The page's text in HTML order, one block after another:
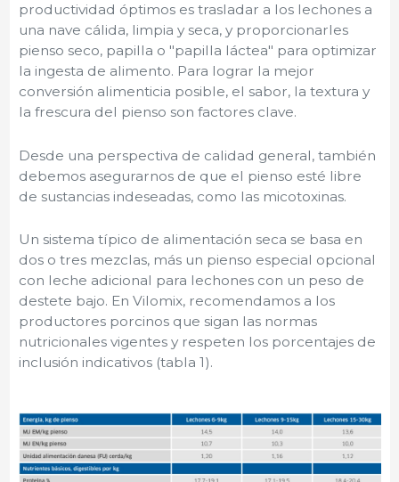
productividad óptimos es trasladar a los lechones a
una nave cálida, limpia y seca, y proporcionarles
pienso seco, papilla o "papilla láctea" para optimizar
la ingesta de alimento. Para lograr la mejor
conversión alimenticia posible, el sabor, la textura y
la frescura del pienso son factores clave.
Desde una perspectiva de calidad general, también
debemos asegurarnos de que el pienso esté libre
de sustancias indeseadas, como las micotoxinas.
Un sistema típico de alimentación seca se basa en
dos o tres mezclas, más un pienso especial opcional
con leche adicional para lechones con un peso de
destete bajo. En Vilomix, recomendamos a los
productores porcinos que sigan las normas
nutricionales vigentes y respeten los porcentajes de
inclusión indicativos (tabla 1).